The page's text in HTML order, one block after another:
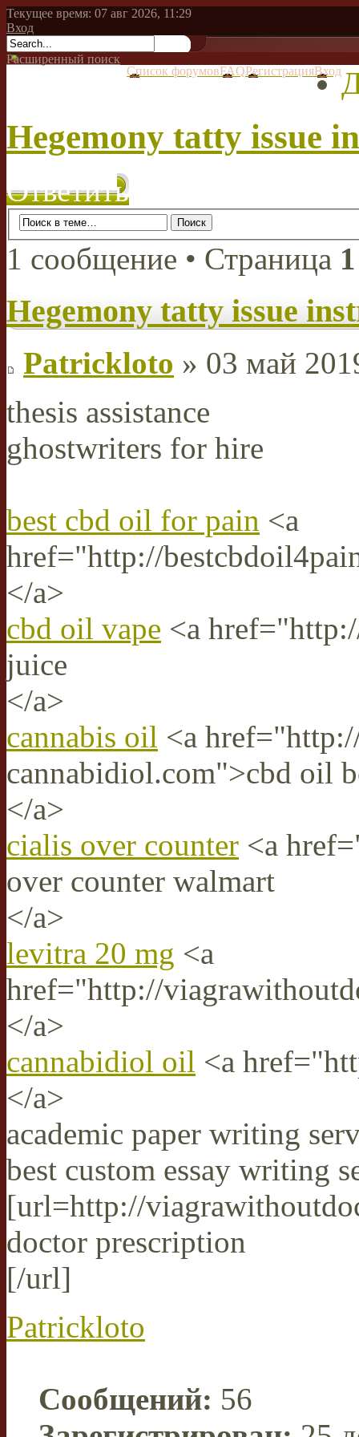
Текущее время: 07 авг 2026, 11:29
Вход
Расширенный поиск
Список форумовFAQРегистрацияВход
Hegemony tatty issue
Ответить
1 сообщение • Страница 1
Hegemony tatty issue
Patrickloto » 03 май
thesis assistance
ghostwriters for hire
best cbd oil for pain <a
href="http://
</a>
cbd oil vape <a
juice
</a>
cannabis oil <a
cannabidiol.com">cbd oil
</a>
cialis over counter <a
over counter walmart
</a>
levitra 20 mg <a
href="http://
</a>
cannabidiol oil <a
</a>
academic paper writing
best custom essay writing
[url=http://
doctor prescription
[/url]
Patrickloto
Сообщений: 56